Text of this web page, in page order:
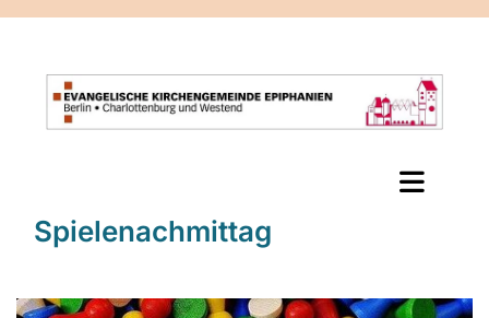
Spielenachmittag